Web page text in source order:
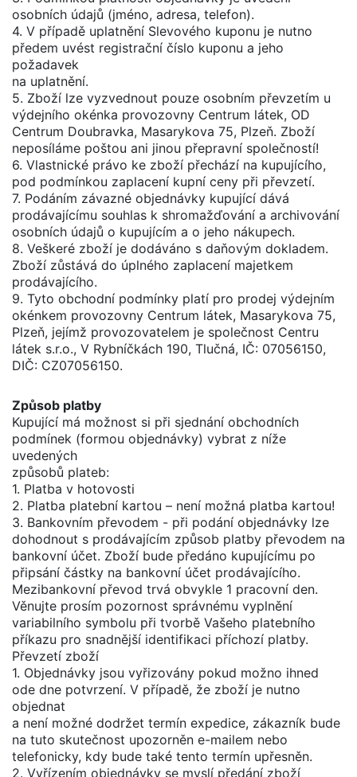
osobních údajů (jméno, adresa, telefon).
4. V případě uplatnění Slevového kuponu je nutno
předem uvést registrační číslo kuponu a jeho
požadavek
na uplatnění.
5. Zboží lze vyzvednout pouze osobním převzetím u
výdejního okénka provozovny Centrum látek, OD
Centrum Doubravka, Masarykova 75, Plzeň. Zboží
neposíláme poštou ani jinou přepravní společností!
6. Vlastnické právo ke zboží přechází na kupujícího,
pod podmínkou zaplacení kupní ceny při převzetí.
7. Podáním závazné objednávky kupující dává
prodávajícímu souhlas k shromažďování a archivování
osobních údajů o kupujícím a o jeho nákupech.
8. Veškeré zboží je dodáváno s daňovým dokladem.
Zboží zůstává do úplného zaplacení majetkem
prodávajícího.
9. Tyto obchodní podmínky platí pro prodej výdejním
okénkem provozovny Centrum látek, Masarykova 75,
Plzeň, jejímž provozovatelem je společnost Centru
látek s.r.o., V Rybníčkách 190, Tlučná, IČ: 07056150,
DIČ: CZ07056150.
Způsob platby
Kupující má možnost si při sjednání obchodních
podmínek (formou objednávky) vybrat z níže
uvedených
způsobů plateb:
1. Platba v hotovosti
2. Platba platební kartou – není možná platba kartou!
3. Bankovním převodem - při podání objednávky lze
dohodnout s prodávajícím způsob platby převodem na
bankovní účet. Zboží bude předáno kupujícímu po
připsání částky na bankovní účet prodávajícího.
Mezibankovní převod trvá obvykle 1 pracovní den.
Věnujte prosím pozornost správnému vyplnění
variabilního symbolu při tvorbě Vašeho platebního
příkazu pro snadnější identifikaci příchozí platby.
Převzetí zboží
1. Objednávky jsou vyřizovány pokud možno ihned
ode dne potvrzení. V případě, že zboží je nutno
objednat
a není možné dodržet termín expedice, zákazník bude
na tuto skutečnost upozorněn e-mailem nebo
telefonicky, kdy bude také tento termín upřesněn.
2. Vyřízením objednávky se myslí předání zboží